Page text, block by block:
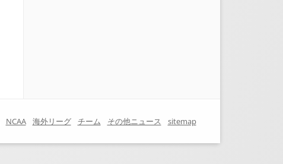
NCAA 海外リーグ チーム その他ニュース sitemap